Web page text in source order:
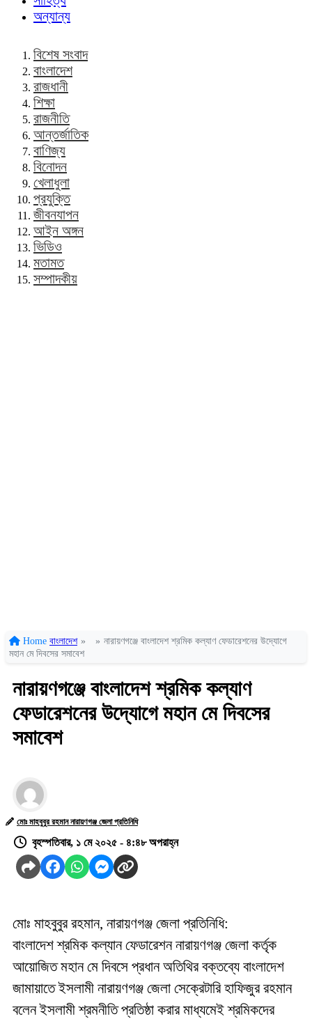
অন্যান্য
বিশেষ সংবাদ
বাংলাদেশ
রাজধানী
শিক্ষা
রাজনীতি
আন্তর্জাতিক
বাণিজ্য
বিনোদন
খেলাধুলা
প্রযুক্তি
জীবনযাপন
আইন অঙ্গন
ভিডিও
মতামত
সম্পাদকীয়
Home বাংলাদেশ » » নারায়ণগঞ্জে বাংলাদেশ শ্রমিক কল্যাণ ফেডারেশনের উদ্যোগে
মহান মে দিবসের সমাবেশ
নারায়ণগঞ্জে বাংলাদেশ শ্রমিক কল্যাণ
ফেডারেশনের উদ্যোগে মহান মে দিবসের
সমাবেশ
মোঃ মাহবুবুর রহমান নারায়ণগঞ্জ জেলা প্রতিনিধি
বৃহস্পতিবার, ১ মে ২০২৫ - ৪:৪৮ অপরাহ্ন
মোঃ মাহবুবুর রহমান, নারায়ণগঞ্জ জেলা প্রতিনিধি:
বাংলাদেশ শ্রমিক কল্যান ফেডারেশন নারায়ণগঞ্জ জেলা কর্তৃক
আয়োজিত মহান মে দিবসে প্রধান অতিথির বক্তব্যে বাংলাদেশ
জামায়াতে ইসলামী নারায়ণগঞ্জ জেলা সেক্রেটারি হাফিজুর রহমান
বলেন ইসলামী শ্রমনীতি প্রতিষ্ঠা করার মাধ্যমেই শ্রমিকদের